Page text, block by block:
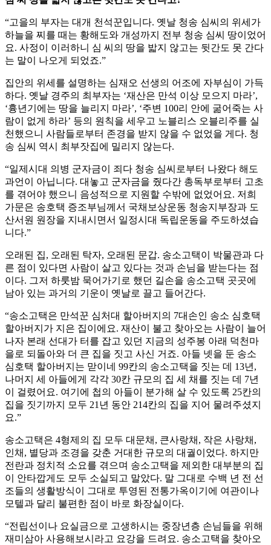
“고을의 부자는 대개 천석꾼입니다. 옛날 청송 심씨의 위세가
하늘을 찌를 때는 황해도와 개성까지 전부 청송 심씨 땅이었어
요. 사정이 이러하니 심 씨의 땅을 밟지 않고는 뒷간도 못 간다
는 말이 나오게 되었죠.”
집안의 위세를 설명하는 심재오 선생의 어조에 자부심이 가득
하다. 옛날 경주의 최부자는 ‘재산은 만석 이상 모으지 마라’,
‘흉년기에는 땅을 늘리지 마라’, ‘주변 100리 안에 굶어죽는 사
람이 없게 하라’ 등의 원칙을 세우고 노블리스 오블리주를 실
천했으니 사람들로부터 존경을 받지 않을 수 없었을 게다. 청
송 심씨 역시 최부잣집에 밀리지 않는다.
“일제시대 의병 군자금이 죄다 청송 심씨로부터 나왔다 해도
과언이 아닙니다. 대놓고 군자금을 줬다간 총독부로부터 고초
를 겪어야 했으니 음성적으로 지원할 수밖에 없었어요. 저희
가문은 송호택 증조부님께서 국채보상운동 청송지부장과 도
산서원 원장을 지내시면서 일정시대 독립운동을 주도하셨습
니다.”
오래된 집, 오래된 탁자, 오래된 문갑. 송소고택이 박물관과 다
른 점이 있다면 사람이 살고 있다는 것과 손님을 받는다는 점
이다. 그저 하룻밤 묵어가기로 했던 길손을 송소고택 곳곳에
남아 있는 과거의 기운이 옛날로 끌고 들어간다.
“송소고택은 만석꾼 심처대 할아버지의 7대손인 송소 심호택
할아버지가 지은 집이에요. 재산이 불고 찾아오는 사람이 늘어
나자 본래 선대가 터를 잡고 있던 지금의 성주봉 아래 덕천마
을로 되돌아와 더 큰 집을 짓고 사신 거죠. 아들 넷을 둔 송소
심호택 할아버지는 맏이네 99칸의 송소고택을 짓는 데 13년,
나머지 세 아들에게 각각 30칸 규모의 집 세 채를 짓는 데 7년
이 걸렸어요. 여기에 첩의 아들이 분가해 살 수 있도록 25칸의
집을 짓기까지 모두 21년 동안 214칸의 집을 지어 물려주셨지
요.”
송소고택은 4형제의 집 모두 대문채, 큰사랑채, 작은 사랑채,
인채, 별당과 조경을 갖춘 거대한 규모의 대궐이었다. 하지만
전란과 정치적 소요를 겪으며 송소고택을 제외한 대부분의 집
이 안타깝게도 모두 소실되고 말았다. 말 그대로 수백 년 전 선
조들의 생활방식이 그대로 투영된 전통가옥이기에 여관이나
모텔과 달리 불편한 점이 바로 화장실이다.
“전립선이나 요실금으로 고생하시는 중장년층 손님들을 위해
재미삼아 사용해보시라고 요강을 드려요. 송소고택을 찾아오